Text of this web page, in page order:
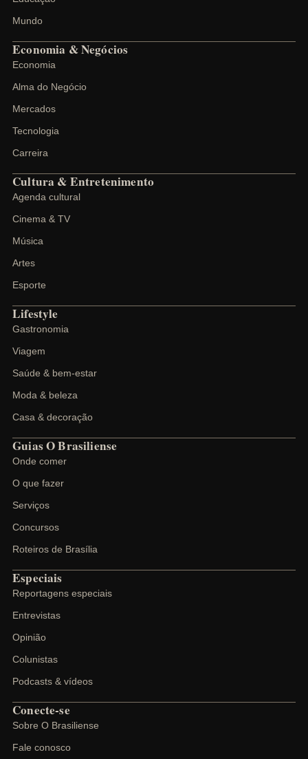
Mundo
Economia & Negócios
Economia
Alma do Negócio
Mercados
Tecnologia
Carreira
Cultura & Entretenimento
Agenda cultural
Cinema & TV
Música
Artes
Esporte
Lifestyle
Gastronomia
Viagem
Saúde & bem-estar
Moda & beleza
Casa & decoração
Guias O Brasiliense
Onde comer
O que fazer
Serviços
Concursos
Roteiros de Brasília
Especiais
Reportagens especiais
Entrevistas
Opinião
Colunistas
Podcasts & vídeos
Conecte-se
Sobre O Brasiliense
Fale conosco